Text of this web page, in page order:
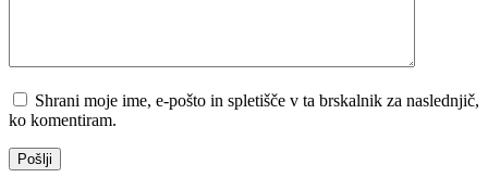
Shrani moje ime, e-pošto in spletišče v ta brskalnik za naslednjič,
ko komentiram.
Pošlji